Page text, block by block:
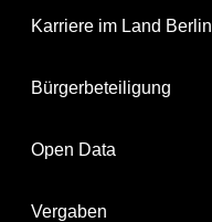
Karriere im Land Berlin
Bürgerbeteiligung
Open Data
Vergaben